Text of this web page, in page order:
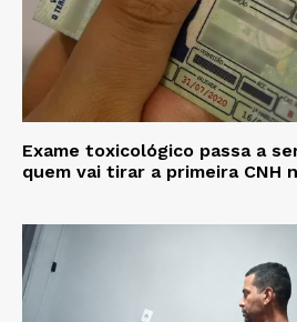
Exame toxicológico passa a
quem vai tirar a primeira CNH